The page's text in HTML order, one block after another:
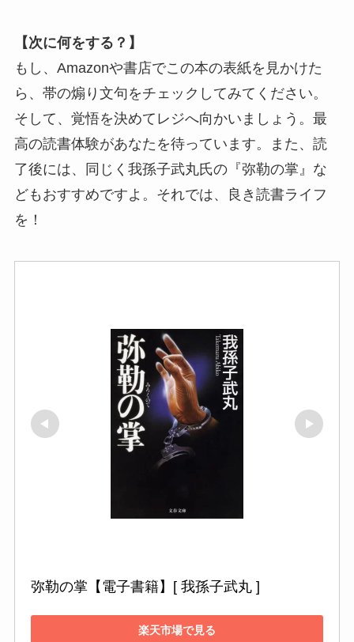
【次に何をする？】
もし、Amazonや書店でこの本の表紙を見かけた
ら、帯の煽り文句をチェックしてみてください。
そして、覚悟を決めてレジへ向かいましょう。最
高の読書体験があなたを待っています。また、読
了後には、同じく我孫子武丸氏の『弥勒の掌』な
どもおすすめですよ。それでは、良き読書ライフ
を！
弥勒の掌【電子書籍】[ 我孫子武丸 ]
楽天市場で見る